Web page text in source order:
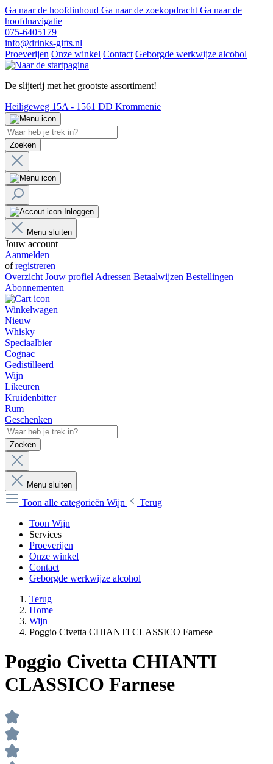
Ga naar de hoofdinhoud Ga naar de zoekopdracht Ga naar de
hoofdnavigatie
075-6405179
info@drinks-gifts.nl
Proeverijen Onze winkel Contact Geborgde werkwijze alcohol
De slijterij met het grootste assortiment!
Heiligeweg 15A - 1561 DD Krommenie
Zoeken
Inloggen
Menu sluiten
Jouw account
Aanmelden
ofregistreren
Overzicht Jouw profiel Adressen Betaalwijzen Bestellingen
Abonnementen
Winkelwagen
Nieuw
Whisky
Speciaalbier
Cognac
Gedistilleerd
Wijn
Likeuren
Kruidenbitter
Rum
Geschenken
Zoeken
Menu sluiten
Toon alle categorieën Wijn
Terug
Toon Wijn
Services
Proeverijen
Onze winkel
Contact
Geborgde werkwijze alcohol
Terug
Home
Wijn
Poggio Civetta CHIANTI CLASSICO Farnese
Poggio Civetta CHIANTI
CLASSICO Farnese